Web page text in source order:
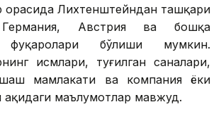
орасида Лихтенштейндан ташқари
Австрия ва бошқа
фуқаролари бўлиши мумкин.
исмлари, туғилган саналари,
мамлакати ва компания ёки
маълумотлар мавжуд.